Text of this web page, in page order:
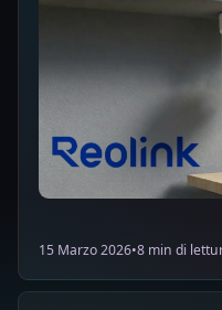
15 Marzo 2026•8 min di